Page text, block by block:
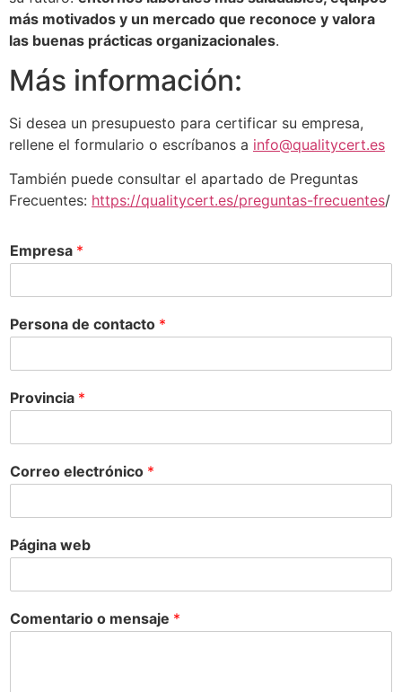
más motivados y un mercado que reconoce y valora
las buenas prácticas organizacionales.
Más información:
Si desea un presupuesto para certificar su empresa,
rellene el formulario o escríbanos a info@qualitycert.es
También puede consultar el apartado de Preguntas
Frecuentes: https://qualitycert.es/preguntas-frecuentes/
Empresa *
Persona de contacto *
Provincia *
Correo electrónico *
Página web
Comentario o mensaje *